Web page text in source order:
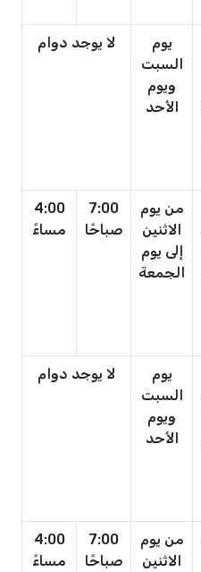
يوم
السبت
ويوم
الأحد
لا يوجد دوام
من يوم
الاثنين
إلى يوم
الجمعة
7:00
صباحًا
4:00
مساءً
يوم
السبت
ويوم
الأحد
لا يوجد دوام
من يوم
الاثنين
7:00
صباحًا
4:00
مساءً